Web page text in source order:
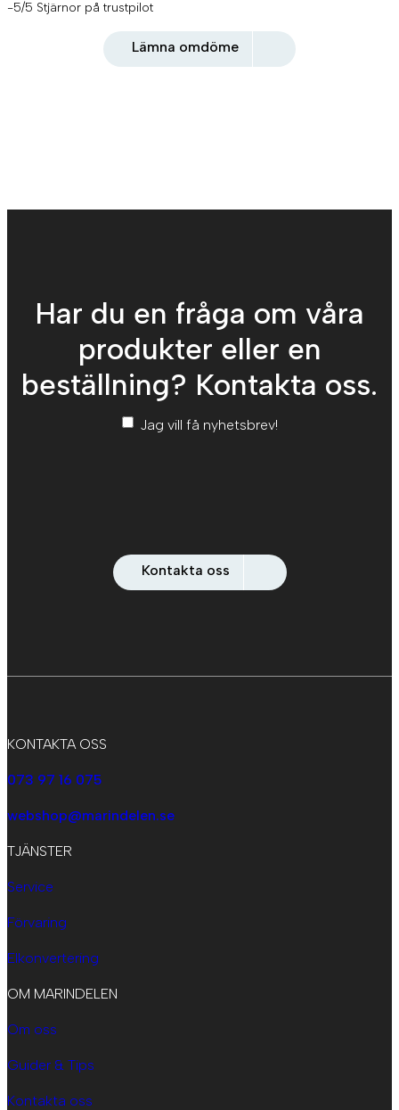
-5/5 Stjärnor på trustpilot
Lämna omdöme
Har du en fråga om våra
produkter eller en
beställning? Kontakta oss.
Nyhetsbrev*
Jag vill få nyhetsbrev!
Kontakta oss
KONTAKTA OSS
073 97 16 075
webshop@marindelen.se
TJÄNSTER
Service
Förvaring
Elkonvertering
OM MARINDELEN
Om oss
Guider & Tips
Kontakta oss